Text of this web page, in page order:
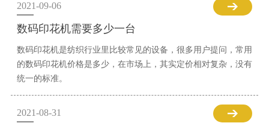
2021-09-06
数码印花机需要多少一台
数码印花机是纺织行业里比较常见的设备，很多用户提问，常用
的数码印花机价格是多少，在市场上，其实定价相对复杂，没有
统一的标准。
2021-08-31